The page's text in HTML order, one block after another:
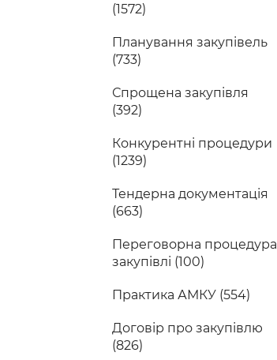
(1572)
Планування закупівель
(733)
Спрощена закупівля
(392)
Конкурентні процедури
(1239)
Тендерна документація
(663)
Переговорна процедура
закупівлі (100)
Практика АМКУ (554)
Договір про закупівлю
(826)